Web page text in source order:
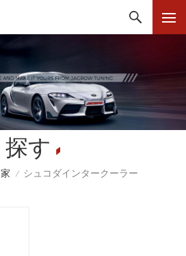
探す
家 / シュコダインタークーラー